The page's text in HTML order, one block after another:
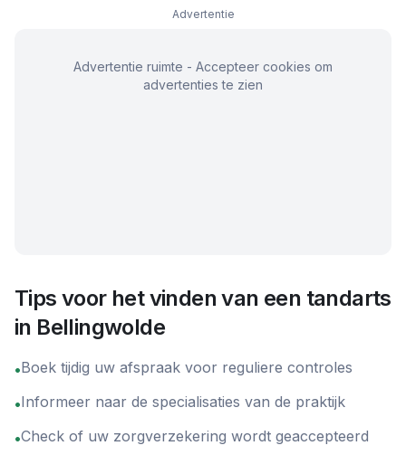
Advertentie
Advertentie ruimte - Accepteer cookies om
advertenties te zien
Tips voor het vinden van een tandarts
in Bellingwolde
•Boek tijdig uw afspraak voor reguliere controles
•Informeer naar de specialisaties van de praktijk
•Check of uw zorgverzekering wordt geaccepteerd